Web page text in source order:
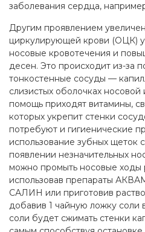
заболевания сердца,
Другим проявлением
циркулирующей крови (ОЦК) у
носовые кровотечения и
десен. Это происходит из-за
тонкостенные сосуды —
слизистых оболочках
помощь приходят витамины,
которых укрепит стенки
потребуют и гигиенические
использование зубных щеток
появлении незначительных
можно промыть носовые ходы
использовав препараты
САЛИН или приготовив
добавив 1 чайную ложку соли
соли будет сжимать стенки